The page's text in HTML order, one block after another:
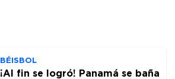
BÉISBOL
¡Al fin se logró! Panamá se baña